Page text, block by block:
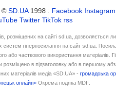
©SD.UA1998 : Facebook Instagram
Twitter TikTok rss
розміщених на сайті sd.ua, дозволяється
систем гіперпосилання на сайт sd.ua.
або часткового використання матеріалів.
розміщено в підзаголовку або в першому
матеріалів медіа «SD.UA» -громадська
онлайн» Окрема подяка MDF.